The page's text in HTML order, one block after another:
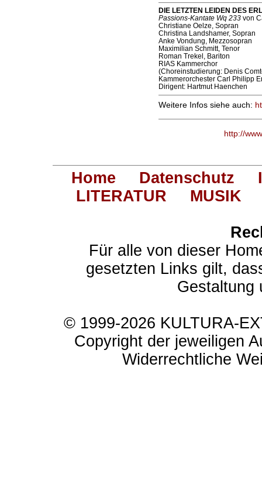
DIE LETZTEN LEIDEN DES
Passions-Kantate Wq 233von
Christiane Oelze, Sopran
Christina Landshamer, Sopran
Anke Vondung, Mezzosopran
Maximilian Schmitt, Tenor
Roman Trekel, Bariton
RIAS Kammerchor
(Choreinstudierung: Denis
Kammerorchester Carl Philipp
Dirigent: Hartmut Haenchen
Weitere Infos siehe auch:
http://
Home Datenschutz
LITERATUR
MUSIK
Für alle von dieser
gesetzten Links gilt,
Gestaltung
© 1999-2026 KULTURA-
Copyright der jeweiligen
Widerrechtliche